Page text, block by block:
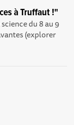
à Truffaut !"
du 8 au 9
(explorer